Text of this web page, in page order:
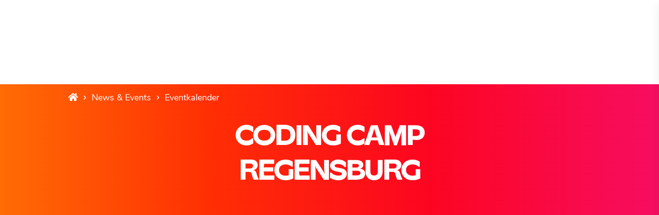
News & Events Eventkalender
CODING CAMP
REGENSBURG